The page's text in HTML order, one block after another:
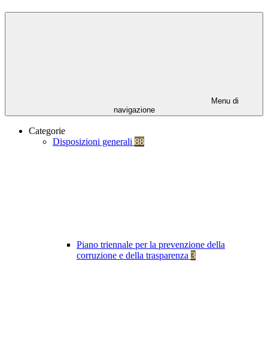
Menu di
navigazione
Categorie
Disposizioni generali 88
Piano triennale per la prevenzione della
corruzione e della trasparenza 3